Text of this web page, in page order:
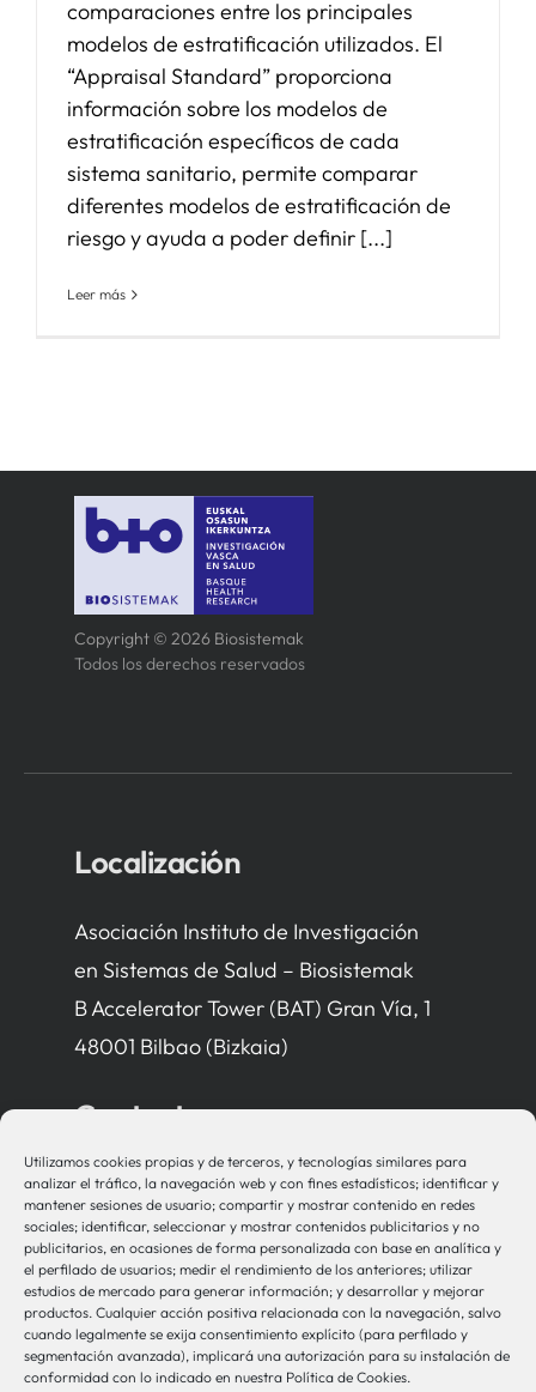
Utilizamos cookies propias y de terceros, y tecnologías similares para
analizar el tráfico, la navegación web y con fines estadísticos; identificar y
mantener sesiones de usuario; compartir y mostrar contenido en redes
sociales; identificar, seleccionar y mostrar contenidos publicitarios y no
publicitarios, en ocasiones de forma personalizada con base en analítica y
el perfilado de usuarios; medir el rendimiento de los anteriores; utilizar
estudios de mercado para generar información; y desarrollar y mejorar
productos. Cualquier acción positiva relacionada con la navegación, salvo
cuando legalmente se exija consentimiento explícito (para perfilado y
segmentación avanzada), implicará una autorización para su instalación de
conformidad con lo indicado en nuestra Política de Cookies.
comparaciones entre los principales
modelos de estratificación utilizados. El
“Appraisal Standard” proporciona
información sobre los modelos de
estratificación específicos de cada
sistema sanitario, permite comparar
diferentes modelos de estratificación de
riesgo y ayuda a poder definir [...]
Leer más
Copyright © 2026 Biosistemak
Todos los derechos reservados
Localización
Asociación Instituto de Investigación
en Sistemas de Salud – Biosistemak
B Accelerator Tower (BAT) Gran Vía, 1
48001 Bilbao (Bizkaia)
Contacto
bio-sistemak@bio-sistemak.eus
944 00 77 90
Otros Enlaces